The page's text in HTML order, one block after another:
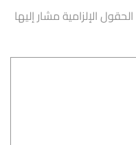
الحقول الإلزامية مشار إليها